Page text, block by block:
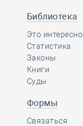
Библиотека
Это интересно
Статистика
Законы
Книги
Суды
Формы
Связаться